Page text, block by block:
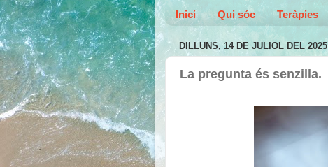
Inici Qui sóc Teràpies
DILLUNS, 14 DE JULIOL DEL 2025
La pregunta és senzilla.